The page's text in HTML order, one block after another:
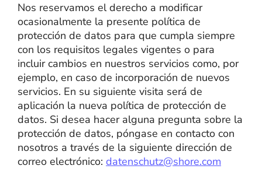
Nos reservamos el derecho a modificar
ocasionalmente la presente política de
protección de datos para que cumpla siempre
con los requisitos legales vigentes o para
incluir cambios en nuestros servicios como, por
ejemplo, en caso de incorporación de nuevos
servicios. En su siguiente visita será de
aplicación la nueva política de protección de
datos. Si desea hacer alguna pregunta sobre la
protección de datos, póngase en contacto con
nosotros a través de la siguiente dirección de
correo electrónico: datenschutz@shore.com